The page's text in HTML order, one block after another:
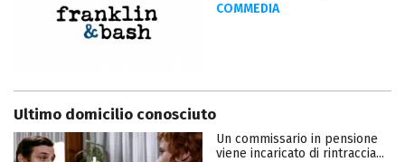
COMMEDIA
Ultimo domicilio conosciuto
Un commissario in pensione
viene incaricato di rintraccia...